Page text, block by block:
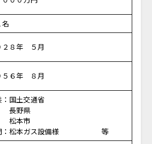
名
２８年 ５月
５６年 ８月
：国土交通省
野県
本市
：松本ガス設備様 等